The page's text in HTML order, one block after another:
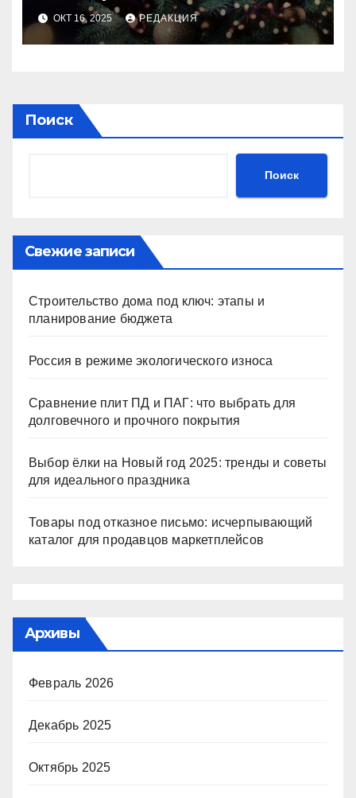
идеального праздника
ОКТ 16, 2025 РЕДАКЦИЯ
Поиск
Поиск
Свежие записи
Строительство дома под ключ: этапы и
планирование бюджета
Россия в режиме экологического износа
Сравнение плит ПД и ПАГ: что выбрать для
долговечного и прочного покрытия
Выбор ёлки на Новый год 2025: тренды и советы
для идеального праздника
Товары под отказное письмо: исчерпывающий
каталог для продавцов маркетплейсов
Архивы
Февраль 2026
Декабрь 2025
Октябрь 2025